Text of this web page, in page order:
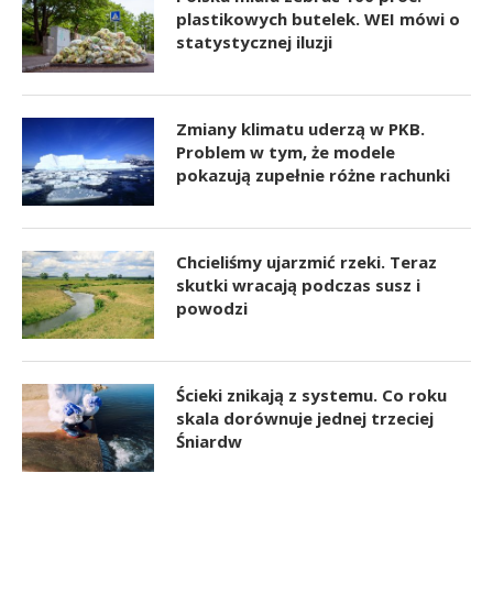
plastikowych butelek. WEI mówi o
statystycznej iluzji
Zmiany klimatu uderzą w PKB.
Problem w tym, że modele
pokazują zupełnie różne rachunki
Chcieliśmy ujarzmić rzeki. Teraz
skutki wracają podczas susz i
powodzi
Ścieki znikają z systemu. Co roku
skala dorównuje jednej trzeciej
Śniardw